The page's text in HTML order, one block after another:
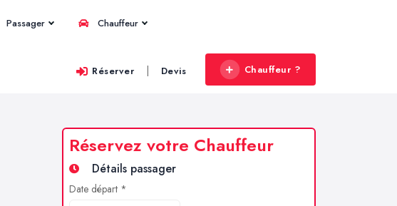
Passager Chauffeur
Réserver | Devis Chauffeur ?
Réservez votre Chauffeur
Détails passager
Date départ *